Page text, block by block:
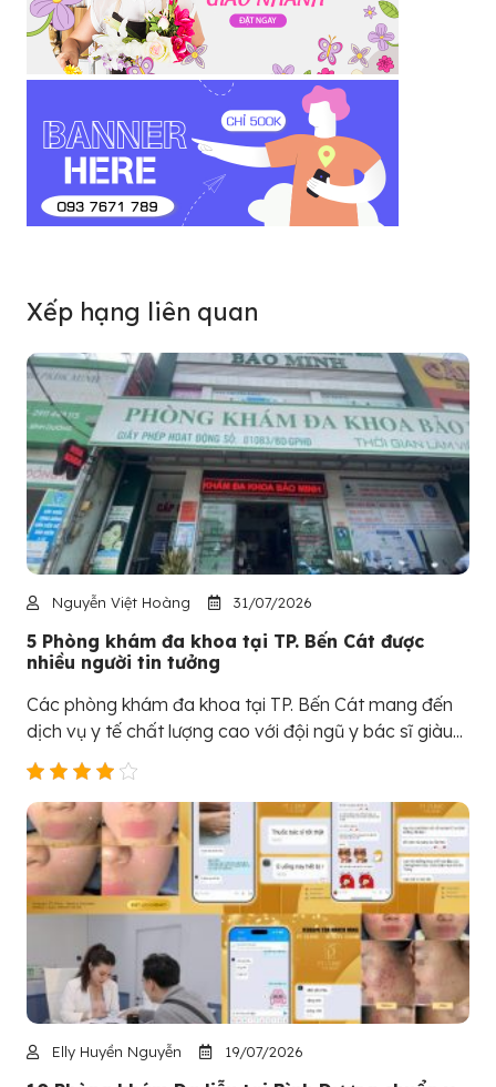
Xếp hạng liên quan
Nguyễn Việt Hoàng 31/07/2026
5 Phòng khám đa khoa tại TP. Bến Cát được
nhiều người tin tưởng
Các phòng khám đa khoa tại TP. Bến Cát mang đến
dịch vụ y tế chất lượng cao với đội ngũ y bác sĩ giàu...
Elly Huyền Nguyễn 19/07/2026